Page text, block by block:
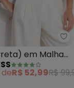
Reta em
em Malha
R$ 52,99R$